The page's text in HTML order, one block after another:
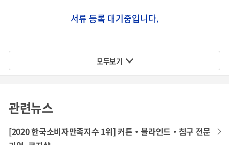
커튼, 블라인드에서 홈 데코 제품까지
코지샵은 2009년 설립* 후 자체적으로 디자인 한 커튼/블라
구 세트와 같은 홈 데코 부문까지 사업 영역을 확대하고 있습
*개인사업자>법인사업자로 2013년 전환
서류 등록 대기중입니다.
모두보기
관련뉴스
[2020 한국소비자만족지수 1위] 커튼‧블라인드‧침구 전문